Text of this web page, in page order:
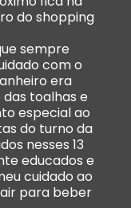
do shopping
sempre
com o
era
toalhas e
especial ao
do turno da
nesses 13
educados e
cuidado ao
para beber